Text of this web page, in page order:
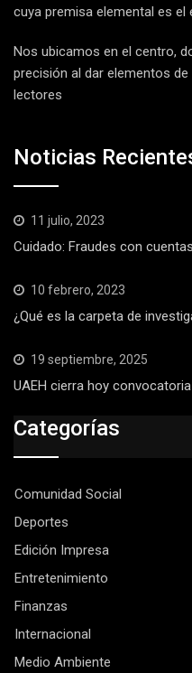
cuya premisa elemental es el
Nos ubicamos en el centro,
precisión al dar elementos
lectores
Noticias
11 julio, 2023
Cuidado: Fraudes con
10 febrero, 2023
¿Qué es la carpeta de
19 septiembre, 2025
UAEH cierra hoy
Categorías
Comunidad Social
Deportes
Edición Impresa
Entretenimiento
Finanzas
Internacional
Medio Ambiente